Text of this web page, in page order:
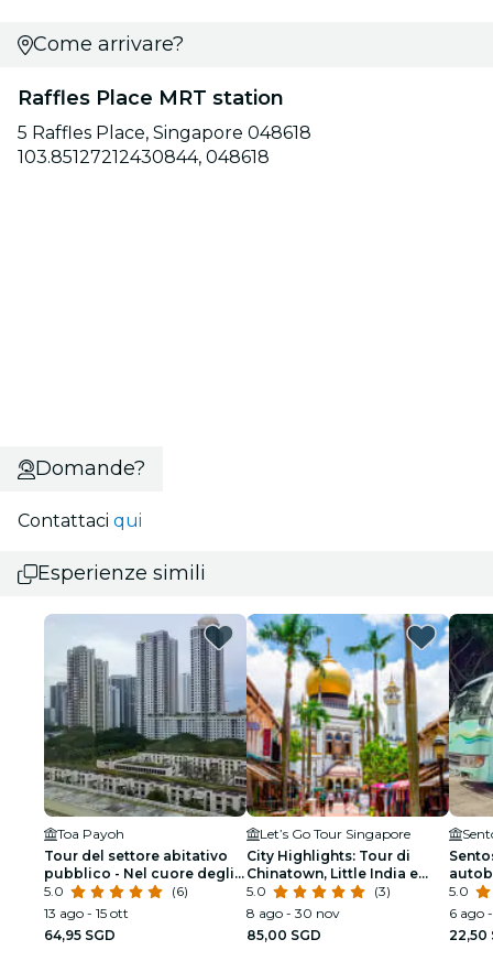
Come arrivare?
Raffles Place MRT station
5 Raffles Place, Singapore 048618
103.85127212430844, 048618
Domande?
Contattaci qui
Esperienze simili
Toa Payoh
Tour del settore abitativo
pubblico - Nel cuore degli
HDB
5.0
(6)
13 ago - 15 ott
64,95 SGD
Let’s Go Tour Singapore
City Highlights: Tour di
Chinatown, Little India e
Kampong Gelam
5.0
(3)
8 ago - 30 nov
85,00 SGD
5.0
6 ago
22,50